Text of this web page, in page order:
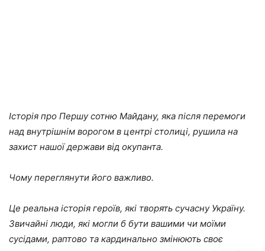
Історія про Першу сотню Майдану, яка після перемоги
над внутрішнім ворогом в центрі столиці, рушила на
захист нашої держави від окупанта.
Чому переглянути його важливо.
Це реальна історія героїв, які творять сучасну Україну.
Звичайні люди, які могли б бути вашими чи моїми
сусідами, раптово та кардинально змінюють своє